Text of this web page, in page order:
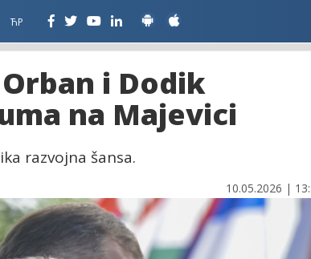
ЋР
i Dodik
na Majevici
razvojna šansa.
10.05.2026 |